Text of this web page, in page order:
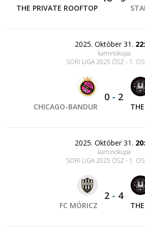
THE PRIVATE ROOFTOP
2025. Október 31.
kaminokupa
SORI LIGA 2025 ŐSZ - 1.
CHICAGO-BANDUR
0 - 2
2025. Október 31.
kaminokupa
SORI LIGA 2025 ŐSZ - 1.
FC MÓRICZ
2 - 4